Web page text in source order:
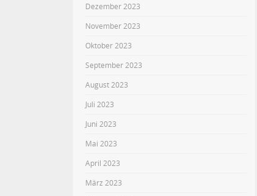
Dezember 2023
November 2023
Oktober 2023
September 2023
August 2023
Juli 2023
Juni 2023
Mai 2023
April 2023
März 2023